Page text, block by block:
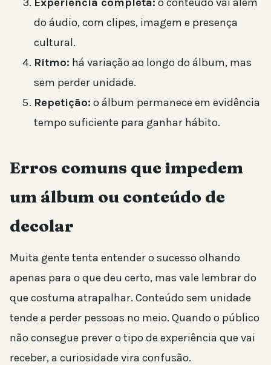
do áudio, com clipes, imagem e presença
cultural.
Ritmo: há variação ao longo do álbum, mas
sem perder unidade.
Repetição: o álbum permanece em evidência
tempo suficiente para ganhar hábito.
Erros comuns que impedem
um álbum ou conteúdo de
decolar
Muita gente tenta entender o sucesso olhando
apenas para o que deu certo, mas vale lembrar do
que costuma atrapalhar. Conteúdo sem unidade
tende a perder pessoas no meio. Quando o público
não consegue prever o tipo de experiência que vai
receber, a curiosidade vira confusão.